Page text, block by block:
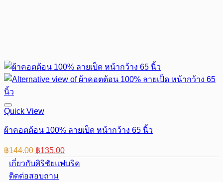
Quick View
ผ้าคอตต้อน 100% ลายเป็ด หน้ากว้าง 65 นิ้ว
฿144.00 Original
price
was:
฿144.00.
฿135.00Current
price
is:
เกี่ยวกับศิริชัยแฟบริค
ติดต่อสอบถาม